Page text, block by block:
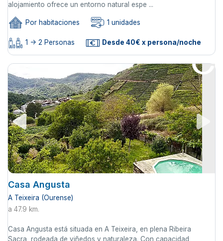
alojamiento ofrece un entorno natural espe ...
Por habitaciones 1 unidades
1 -> 2 Personas Desde 40€ x persona/noche
Casa Angusta
A Teixeira (Ourense)
a 47.9 km.
Casa Angusta está situada en A Teixeira, en plena Ribeira
Sacra, rodeada de viñedos y naturaleza. Con capacidad